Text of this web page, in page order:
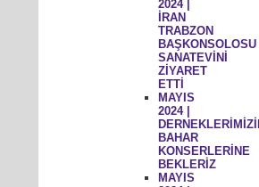
2024 |
İRAN
TRABZON
BAŞKONSOLOSU
SANATEVİNİ
ZİYARET
ETTİ
MAYIS
2024 |
BAHAR
KONSERLERİNE
BEKLERİZ
MAYIS